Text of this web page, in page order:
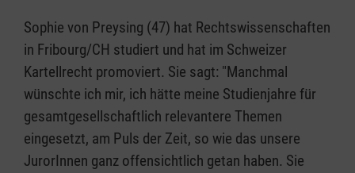
Sophie von Preysing (47) hat Rechtswissenschaften
in Fribourg/CH studiert und hat im Schweizer
Kartellrecht promoviert. Sie sagt: "Manchmal
wünschte ich mir, ich hätte meine Studienjahre für
gesamtgesellschaftlich relevantere Themen
eingesetzt, am Puls der Zeit, so wie das unsere
JurorInnen ganz offensichtlich getan haben. Sie